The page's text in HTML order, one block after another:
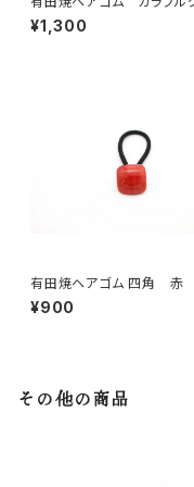
ーン
¥1,300
有田焼ヘアゴム 四角 赤
¥900
その他の商品